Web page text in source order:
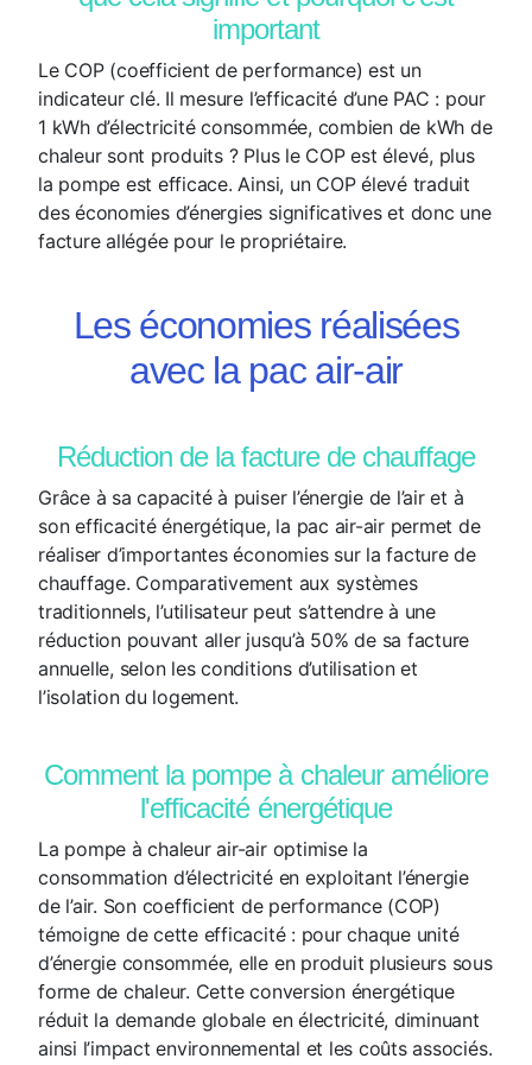
important
Le COP (coefficient de performance) est un
indicateur clé. Il mesure l’efficacité d’une PAC : pour
1 kWh d’électricité consommée, combien de kWh de
chaleur sont produits ? Plus le COP est élevé, plus
la pompe est efficace. Ainsi, un COP élevé traduit
des économies d’énergies significatives et donc une
facture allégée pour le propriétaire.
Les économies réalisées
avec la pac air-air
Réduction de la facture de chauffage
Grâce à sa capacité à puiser l’énergie de l’air et à
son efficacité énergétique, la pac air-air permet de
réaliser d’importantes économies sur la facture de
chauffage. Comparativement aux systèmes
traditionnels, l’utilisateur peut s’attendre à une
réduction pouvant aller jusqu’à 50% de sa facture
annuelle, selon les conditions d’utilisation et
l’isolation du logement.
Comment la pompe à chaleur améliore
l'efficacité énergétique
La pompe à chaleur air-air optimise la
consommation d’électricité en exploitant l’énergie
de l’air. Son coefficient de performance (COP)
témoigne de cette efficacité : pour chaque unité
d’énergie consommée, elle en produit plusieurs sous
forme de chaleur. Cette conversion énergétique
réduit la demande globale en électricité, diminuant
ainsi l’impact environnemental et les coûts associés.